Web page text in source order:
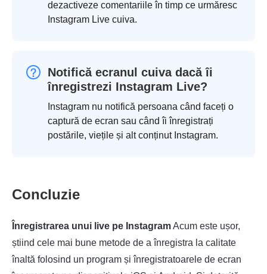
dezactiveze comentariile în timp ce urmăresc
Instagram Live cuiva.
Notifică ecranul cuiva dacă îi
înregistrezi Instagram Live?
Instagram nu notifică persoana când faceți o
captură de ecran sau când îi înregistrați
postările, viețile și alt conținut Instagram.
Concluzie
Înregistrarea unui live pe InstagramAcum este ușor,
știind cele mai bune metode de a înregistra la calitate
înaltă folosind un program și înregistratoarele de ecran